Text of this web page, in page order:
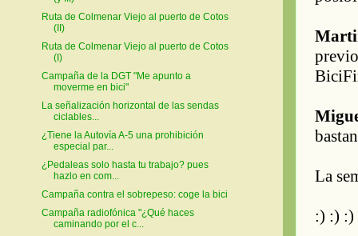
Ruta de Colmenar Viejo al puerto de Cotos
(II)
Ruta de Colmenar Viejo al puerto de Cotos
(I)
Campaña de la DGT "Me apunto a
moverme en bici"
La señalización horizontal de las sendas
ciclables...
¿Tiene la Autovía A-5 una prohibición
especial par...
¿Pedaleas solo hasta tu trabajo? pues
hazlo en com...
Campaña contra el sobrepeso: coge la bici
Campaña radiofónica "¿Qué haces
caminando por el c...